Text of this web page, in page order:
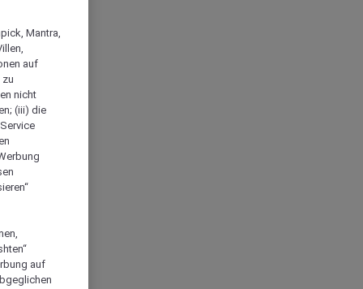
Mantra,
auf
zu
nicht
(iii) die
auf